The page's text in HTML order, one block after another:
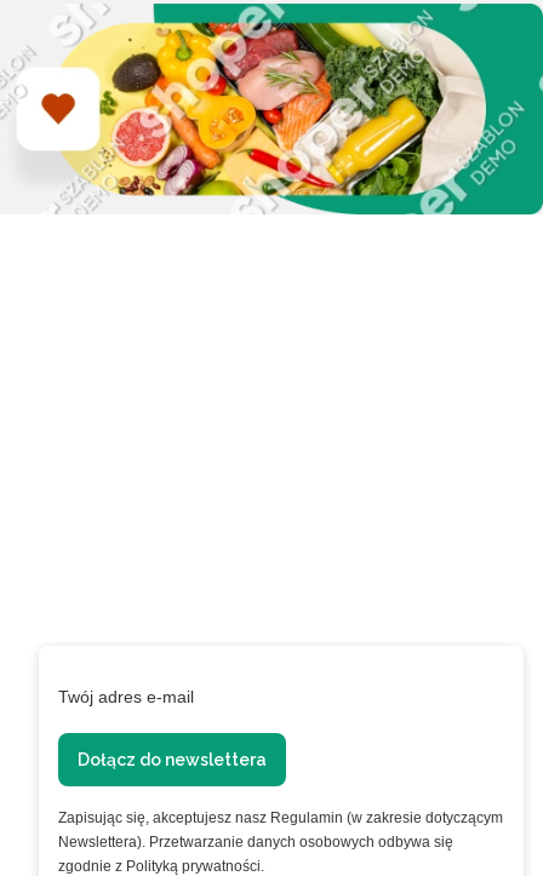
Twój adres e-mail
Dołącz do newslettera
Zapisując się, akceptujesz nasz Regulamin (w zakresie dotyczącym
Newslettera). Przetwarzanie danych osobowych odbywa się
zgodnie z Polityką prywatności.